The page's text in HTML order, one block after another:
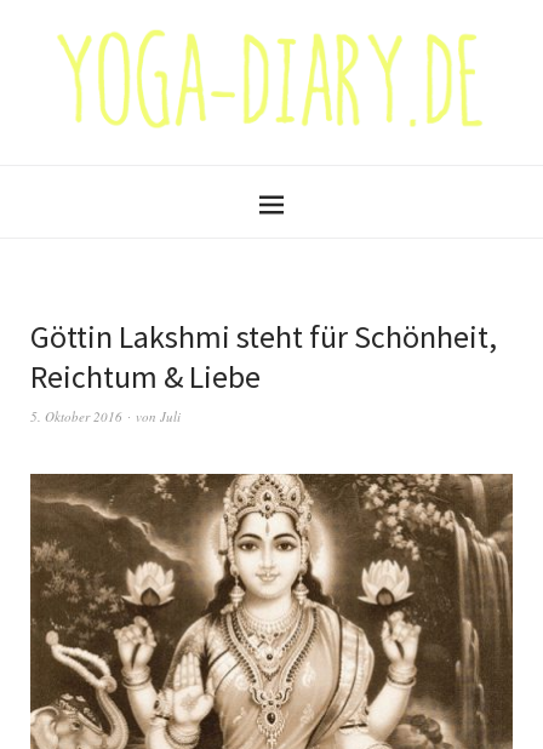
Göttin Lakshmi steht für Schönheit,
Reichtum & Liebe
5. Oktober 2016 von Juli